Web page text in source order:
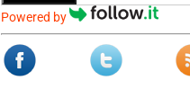
Powered by